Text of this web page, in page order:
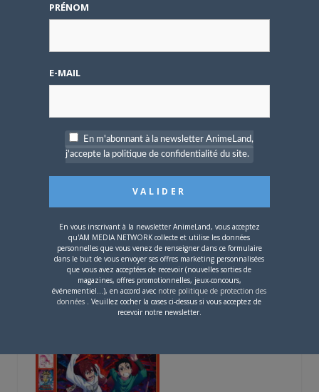
pour
partager
sur
nouvelle
sur
nouvelle
sur
une
fenêtre)
TwitterFacebookGoogle+PinterestLinkedIn
LINE.R
Modératrice avec modération !
PRÉNOM
E-MAIL
En m'abonnant à la newsletter AnimeLand,
j'accepte la politique de confidentialité du site.
En vous inscrivant à la newsletter AnimeLand, vous acceptez
qu'AM MEDIA NETWORK collecte et utilise les données
personnelles que vous venez de renseigner dans ce formulaire
dans le but de vous envoyer ses offres marketing personnalisées
que vous avez acceptées de recevoir (nouvelles sorties de
magazines, offres promotionnelles, jeux-concours,
événementiel...), en accord avec notre politique de protection des
données . Veuillez cocher la cases ci-dessus si vous acceptez de
recevoir notre newsletter.